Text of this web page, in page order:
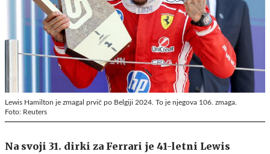
Lewis Hamilton je zmagal prvič po Belgiji 2024. To je njegova 106. zmaga.
Foto: Reuters
Na svoji 31. dirki za Ferrari je 41-letni Lewis